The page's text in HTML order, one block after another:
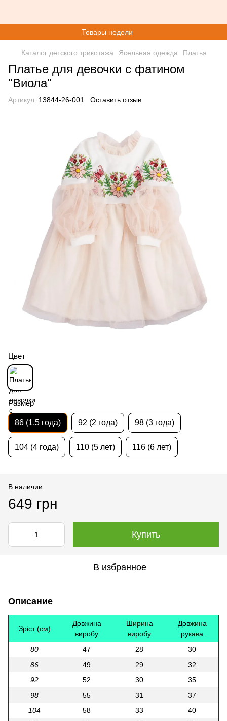
Товары недели
Каталог детского трикотажа Ясельная одежда Платья
Платье для девочки с фатином
"Виола"
Артикул: 13844-26-001 Оставить отзыв
Цвет
Размер
86 (1.5 года) 92 (2 года) 98 (3 года)
104 (4 года) 110 (5 лет) 116 (6 лет)
В наличии
649 грн
Купить
В избранное
Описание
Зріст (см)
Довжина
виробу
Ширина
виробу
Довжина
рукава
80
47 28
30
86
49 29
32
92
52 30
35
98
55 31
37
104
58 33
40